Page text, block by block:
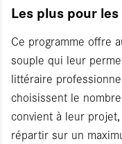
Les plus pour
Ce programme offre
souple qui leur
littéraire
choisissent le
convient à leur
répartir sur un